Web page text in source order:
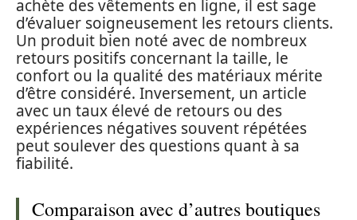
achète des vêtements en ligne, il est sage
d’évaluer soigneusement les retours clients.
Un produit bien noté avec de nombreux
retours positifs concernant la taille, le
confort ou la qualité des matériaux mérite
d’être considéré. Inversement, un article
avec un taux élevé de retours ou des
expériences négatives souvent répétées
peut soulever des questions quant à sa
fiabilité.
Comparaison avec d’autres boutiques